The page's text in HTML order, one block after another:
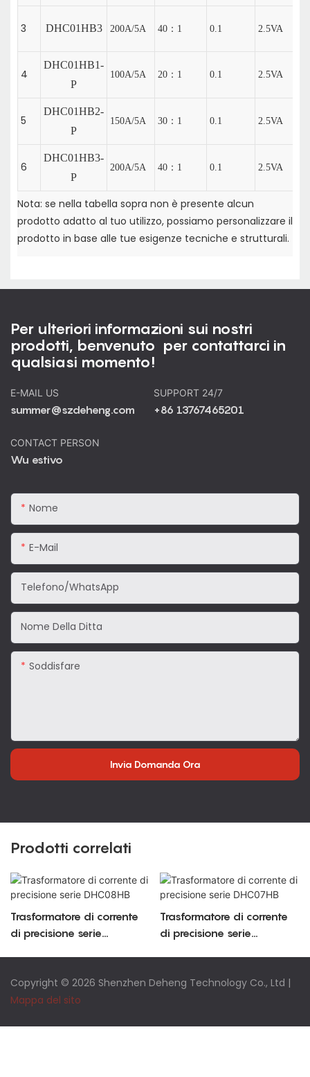
3 DHC01HB3 200A/5A 40：1 0.1 2.5VA
4
DHC01HB1-
P
100A/5A 20：1 0.1 2.5VA
5
DHC01HB2-
P
150A/5A 30：1 0.1 2.5VA
6
DHC01HB3-
P
200A/5A 40：1 0.1 2.5VA
Nota: se nella tabella sopra non è presente alcun
prodotto adatto al tuo utilizzo, possiamo personalizzare il
prodotto in base alle tue esigenze tecniche e strutturali.
Per ulteriori informazioni sui nostri
prodotti, benvenuto per contattarci in
qualsiasi momento!
E-MAIL US
summer@szdeheng.com
SUPPORT 24/7
+86 13767465201
CONTACT PERSON
Wu estivo
Nome
E-Mail
Telefono/WhatsApp
Nome Della Ditta
Soddisfare
Invia Domanda Ora
Prodotti correlati
Trasformatore di corrente
di precisione serie
Trasformatore di corrente
di precisione serie
Copyright © 2026 Shenzhen Deheng Technology Co., Ltd |
Mappa del sito